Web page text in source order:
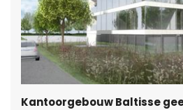
Kantoorgebouw Baltisse